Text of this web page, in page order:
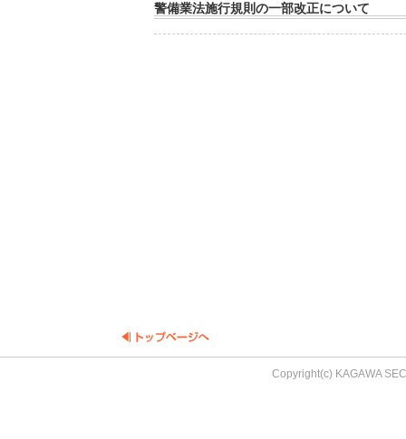
警備業法施行規則の一部改正について
Copyright(c) KAGAWA